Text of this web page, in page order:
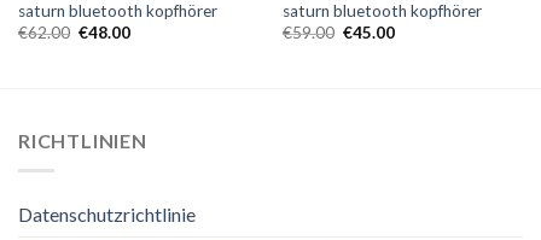
saturn bluetooth kopfhörer
€62.00 €48.00
saturn bluetooth kopfhörer
€59.00 €45.00
RICHTLINIEN
Datenschutzrichtlinie